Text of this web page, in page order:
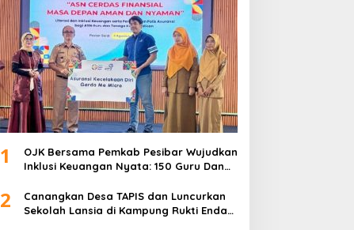
1
OJK Bersama Pemkab Pesibar Wujudkan
Inklusi Keuangan Nyata: 150 Guru Dan
Jiwa
2
Canangkan Desa TAPIS dan Luncurkan
Sekolah Lansia di Kampung Rukti Endah,